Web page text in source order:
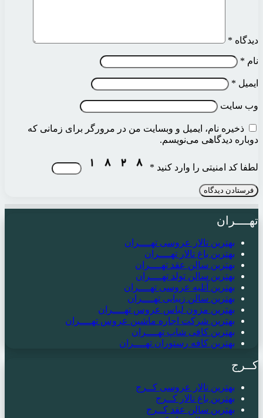
دیدگاه *
نام *
ایمیل *
وب‌ سایت
ذخیره نام، ایمیل و وبسایت من در مرورگر برای زمانی که
دوباره دیدگاهی می‌نویسم.
لطفا کد امنیتی را وارد کنید *
تهــــران
بهترین تالار عروسی تهــــران
بهترین باغ تالار تهــــران
بهترین سالن عقد تهــــران
بهترین سالن تولد تهــــران
بهترین آتلیه عروسی تهــــران
بهترین سالن زیبایی تهــــران
بهترین مزون لباس عروس تهــــران
بهترین شرکت اجاره ماشین عروس تهــــران
بهترین کافی شاپ تهــــران
بهترین کافه رستوران تهــــران
کــرج
بهترین تالار عروسی کــرج
بهترین باغ تالار کــرج
بهترین سالن عقد کــرج